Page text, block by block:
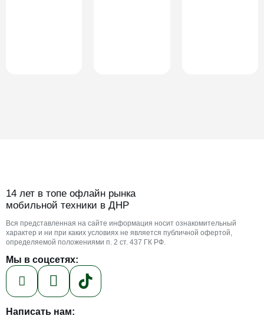
14 лет в топе офлайн рынка
мобильной техники в ДНР
Вся представленная на сайте информация носит ознакомительный
характер и ни при каких условиях не является публичной офертой,
определяемой положениями п. 2 ст. 437 ГК РФ.
Мы в соцсетях:
Написать нам: